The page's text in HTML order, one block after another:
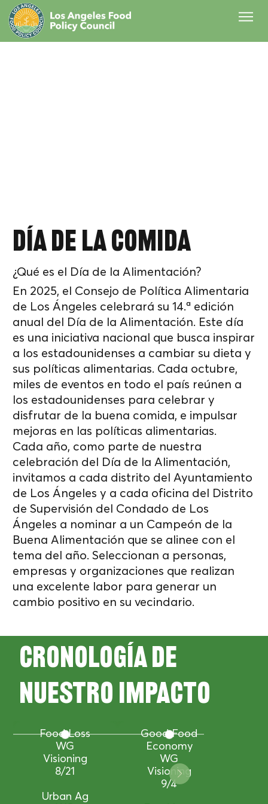
Día de la comida
¿Qué es el Día de la Alimentación?
En 2025, el Consejo de Política Alimentaria
de Los Ángeles celebrará su 14.ª edición
anual del Día de la Alimentación. Este día
es una iniciativa nacional que busca inspirar
a los estadounidenses a cambiar su dieta y
sus políticas alimentarias. Cada octubre,
miles de eventos en todo el país reúnen a
los estadounidenses para celebrar y
disfrutar de la buena comida, e impulsar
mejoras en las políticas alimentarias.
Cada año, como parte de nuestra
celebración del Día de la Alimentación,
invitamos a cada distrito del Ayuntamiento
de Los Ángeles y a cada oficina del Distrito
de Supervisión del Condado de Los
Ángeles a nominar a un Campeón de la
Buena Alimentación que se alinee con el
tema del año. Seleccionan a personas,
empresas y organizaciones que realizan
una excelente labor para generar un
cambio positivo en su vecindario.
Cronología de
nuestro impacto
August
Survey
Launch
Food Loss
WG
Visioning
8/21
Urban Ag
September
Key
Stakeholder
Interviews
Close Survey
by 9/25
Good Food
Economy
WG
Visioning
9/4